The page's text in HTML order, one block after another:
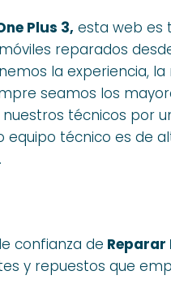
Plus 3, esta web es
reparados
la experiencia,
seamos los
nuestros técnicos por
técnico es de
confianza de Reparar
y repuestos que